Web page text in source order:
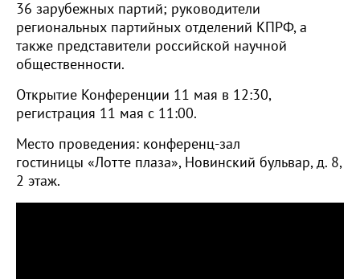
36 зарубежных партий; руководители
региональных партийных отделений КПРФ, а
также представители российской научной
общественности.
Открытие Конференции 11 мая в 12:30,
регистрация 11 мая с 11:00.
Место проведения: конференц-зал
гостиницы «Лотте плаза», Новинский бульвар, д. 8,
2 этаж.